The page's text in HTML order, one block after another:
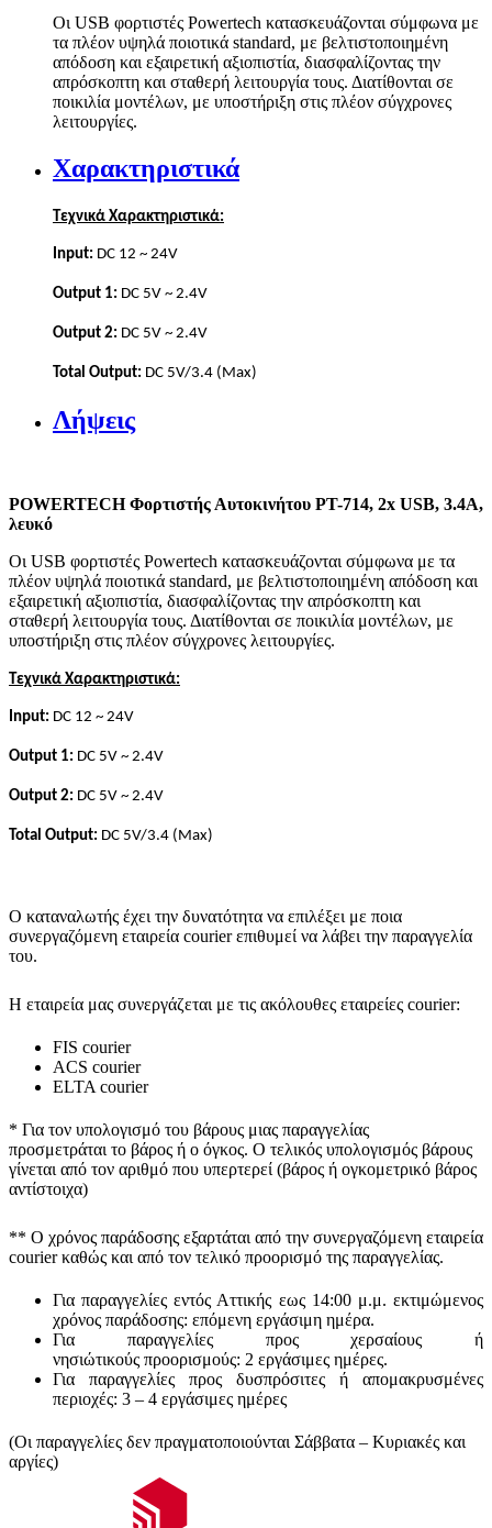
Οι USB φορτιστές Powertech κατασκευάζονται σύμφωνα με
τα πλέον υψηλά ποιοτικά standard, με βελτιστοποιημένη
απόδοση και εξαιρετική αξιοπιστία, διασφαλίζοντας την
απρόσκοπτη και σταθερή λειτουργία τους. Διατίθονται σε
ποικιλία μοντέλων, με υποστήριξη στις πλέον σύγχρονες
λειτουργίες.
Χαρακτηριστικά
Τεχνικά Χαρακτηριστικά:
Input: DC 12 ~ 24V
Output 1: DC 5V ~ 2.4V
Output 2: DC 5V ~ 2.4V
Total Output: DC 5V/3.4 (Max)
Λήψεις
POWERTECH Φορτιστής Αυτοκινήτου PT-714, 2x USB, 3.4A,
λευκό
Οι USB φορτιστές Powertech κατασκευάζονται σύμφωνα με τα
πλέον υψηλά ποιοτικά standard, με βελτιστοποιημένη απόδοση και
εξαιρετική αξιοπιστία, διασφαλίζοντας την απρόσκοπτη και
σταθερή λειτουργία τους. Διατίθονται σε ποικιλία μοντέλων, με
υποστήριξη στις πλέον σύγχρονες λειτουργίες.
Τεχνικά Χαρακτηριστικά:
Input: DC 12 ~ 24V
Output 1: DC 5V ~ 2.4V
Output 2: DC 5V ~ 2.4V
Total Output: DC 5V/3.4 (Max)
Ο καταναλωτής έχει την δυνατότητα να επιλέξει με ποια
συνεργαζόμενη εταιρεία courier επιθυμεί να λάβει την παραγγελία
του.
Η εταιρεία μας συνεργάζεται με τις ακόλουθες εταιρείες courier:
FIS courier
ACS courier
ELTA courier
* Για τον υπολογισμό του βάρους μιας παραγγελίας
προσμετράται το βάρος ή ο όγκος. Ο τελικός υπολογισμός βάρους
γίνεται από τον αριθμό που υπερτερεί (βάρος ή ογκομετρικό βάρος
αντίστοιχα)
** Ο χρόνος παράδοσης εξαρτάται από την συνεργαζόμενη εταιρεία
courier καθώς και από τον τελικό προορισμό της παραγγελίας.
Για παραγγελίες εντός Αττικής εως 14:00 μ.μ. εκτιμώμενος
χρόνος παράδοσης: επόμενη εργάσιμη ημέρα.
Για παραγγελίες προς χερσαίους ή
νησιώτικούς προορισμούς: 2 εργάσιμες ημέρες.
Για παραγγελίες προς δυσπρόσιτες ή απομακρυσμένες
περιοχές: 3 – 4 εργάσιμες ημέρες
(Οι παραγγελίες δεν πραγματοποιούνται Σάββατα – Κυριακές και
αργίες)